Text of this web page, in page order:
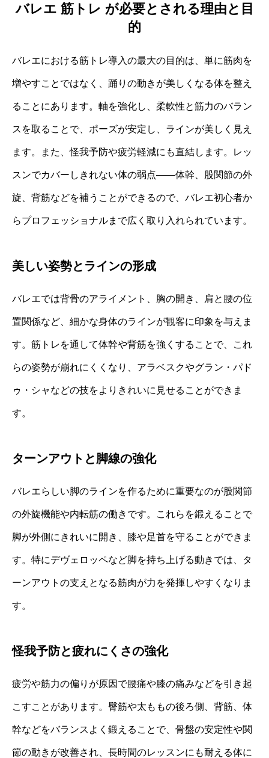
バレエ 筋トレ が必要とされる理由と目
的
バレエにおける筋トレ導入の最大の目的は、単に筋肉を
増やすことではなく、踊りの動きが美しくなる体を整え
ることにあります。軸を強化し、柔軟性と筋力のバラン
スを取ることで、ポーズが安定し、ラインが美しく見え
ます。また、怪我予防や疲労軽減にも直結します。レッ
スンでカバーしきれない体の弱点——体幹、股関節の外
旋、背筋などを補うことができるので、バレエ初心者か
らプロフェッショナルまで広く取り入れられています。
美しい姿勢とラインの形成
バレエでは背骨のアライメント、胸の開き、肩と腰の位
置関係など、細かな身体のラインが観客に印象を与えま
す。筋トレを通して体幹や背筋を強くすることで、これ
らの姿勢が崩れにくくなり、アラベスクやグラン・パド
ゥ・シャなどの技をよりきれいに見せることができま
す。
ターンアウトと脚線の強化
バレエらしい脚のラインを作るために重要なのが股関節
の外旋機能や内転筋の働きです。これらを鍛えることで
脚が外側にきれいに開き、膝や足首を守ることができま
す。特にデヴェロッペなど脚を持ち上げる動きでは、タ
ーンアウトの支えとなる筋肉が力を発揮しやすくなりま
す。
怪我予防と疲れにくさの強化
疲労や筋力の偏りが原因で腰痛や膝の痛みなどを引き起
こすことがあります。臀筋や太ももの後ろ側、背筋、体
幹などをバランスよく鍛えることで、骨盤の安定性や関
節の動きが改善され、長時間のレッスンにも耐える体に